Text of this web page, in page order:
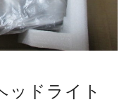
ッドライト